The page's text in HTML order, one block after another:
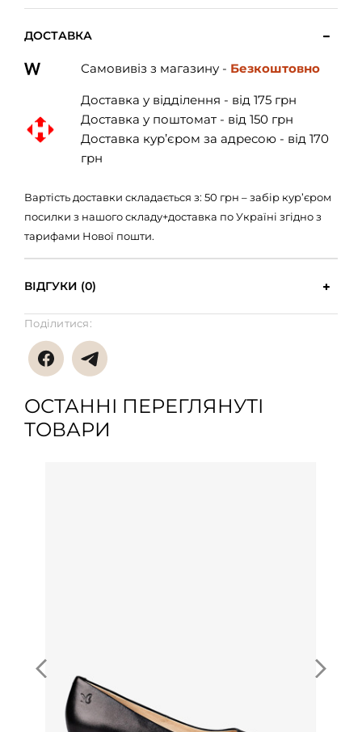
ДОСТАВКА
Самовивіз з магазину - Безкоштовно
Доставка у відділення - від 175 грн
Доставка у поштомат - від 150 грн
Доставка кур’єром за адресою - від 170
грн
Вартість доставки складається з: 50 грн – забір кур’єром
посилки з нашого складу+доставка по Україні згідно з
тарифами Нової пошти.
ВІДГУКИ (0)
Поділитися:
ОСТАННІ ПЕРЕГЛЯНУТІ
ТОВАРИ